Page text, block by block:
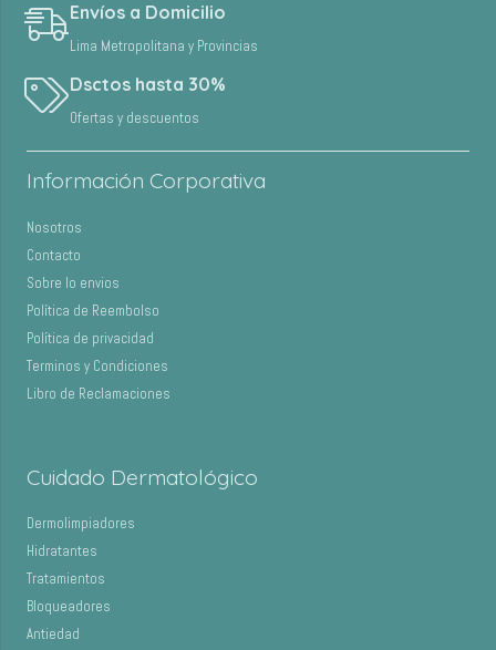
Envíos a Domicilio
Lima Metropolitana y Provincias
Dsctos hasta 30%
Ofertas y descuentos
Información Corporativa
Nosotros
Contacto
Sobre lo envios
Política de Reembolso
Política de privacidad
Terminos y Condiciones
Libro de Reclamaciones
Cuidado Dermatológico
Dermolimpiadores
Hidratantes
Tratamientos
Bloqueadores
Antiedad